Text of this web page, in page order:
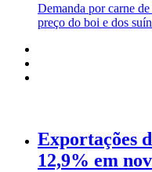
Demanda por carne
preço do boi e dos
Exportações
12,9% em